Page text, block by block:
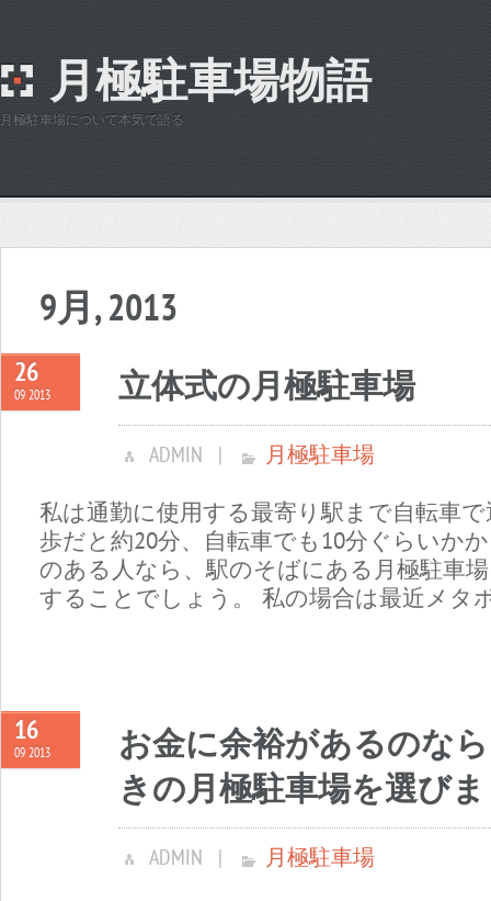
月極駐車場物語
月極駐車場について本気で語る
9月, 2013
26
09 2013 立体式の月極駐車場
ADMIN 月極駐車場
私は通勤に使用する最寄り駅まで自転車
歩だと約20分、自転車でも10分ぐらいか
のある人なら、駅のそばにある月極駐車
することでしょう。 私の場合は最近メタ
16
09 2013
お金に余裕があるのな
きの月極駐車場を選び
ADMIN 月極駐車場